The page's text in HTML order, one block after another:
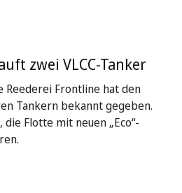
zwei VLCC-Tanker
Reederei Frontline hat den
Tankern bekannt gegeben.
Flotte mit neuen „Eco“-